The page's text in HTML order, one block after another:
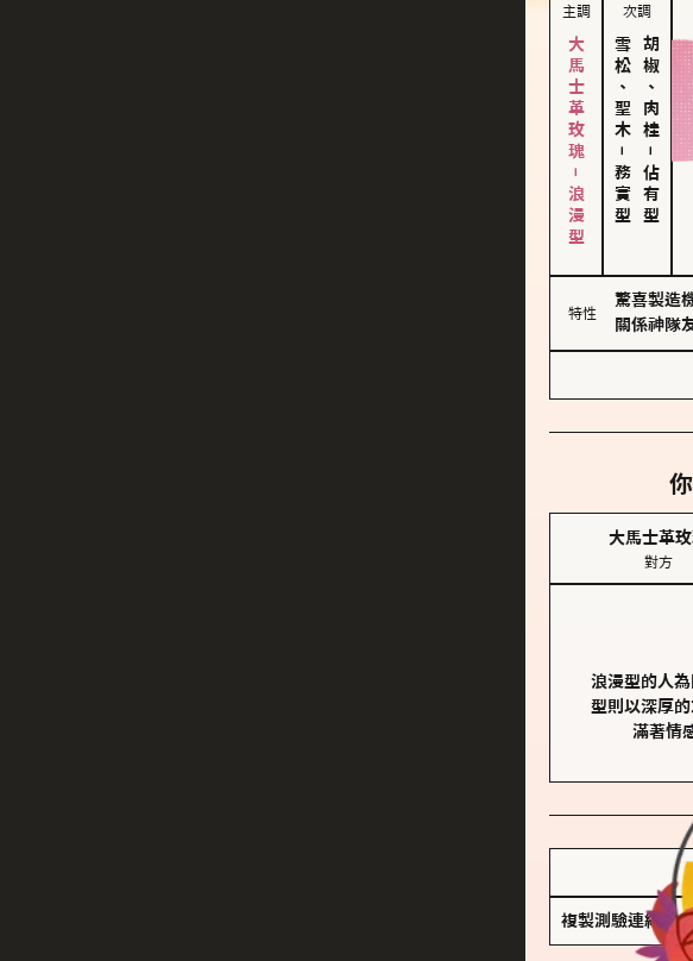
主調
大馬士革玫瑰－浪漫型
次調
雪松、聖木
－
務實型
胡椒、肉桂
－
佔有型
特性
驚喜製造
關係神隊
大馬士革
對方
浪漫型的人
型則以深厚
滿著情
複製測驗連結